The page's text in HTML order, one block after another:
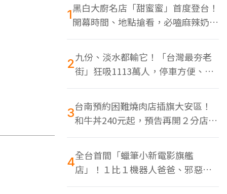
1黑白大廚名店「甜蜜蜜」首度登台！
開幕時間、地點搶看，必嗑麻辣奶油
蝦
2九份、淡水都輸它！「台灣最夯老
街」狂吸1113萬人，停車方便、特
色美食多
3台南預約困難燒肉店插旗大安區！
和牛丼240元起，預告再開２分店、
地點曝光
4全台首間「蠟筆小新電影旗艦
店」！１比１機器人爸爸、邪惡正
男，百款周邊買翻